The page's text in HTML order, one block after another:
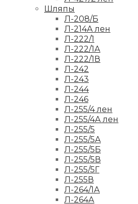
Шляпы
Л-208/Б
Л-214А лен
Л-222/1
Л-222/1А
Л-222/1В
Л-242
Л-243
Л-244
Л-246
Л-255/4 лен
Л-255/4А лен
Л-255/5
Л-255/5А
Л-255/5Б
Л-255/5В
Л-255/5Г
Л-255В
Л-264/1А
Л-264А